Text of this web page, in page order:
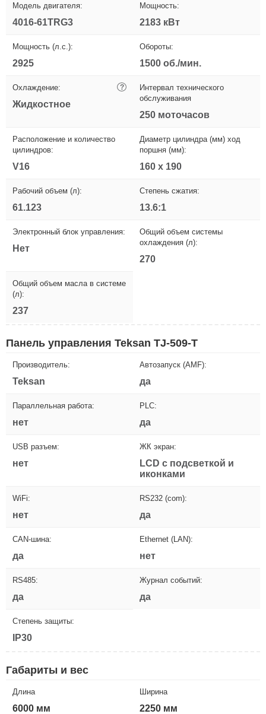
Модель двигателя:
4016-61TRG3
Мощность:
2183 кВт
Мощность (л.с.):
2925
Обороты:
1500 об./мин.
Охлаждение: ?
Жидкостное
Интервал технического
обслуживания
250 моточасов
Расположение и количество
цилиндров:
V16
Диаметр цилиндра (мм) ход
поршня (мм):
160 х 190
Рабочий объем (л):
61.123
Степень сжатия:
13.6:1
Электронный блок управления:
Нет
Общий объем системы
охлаждения (л):
270
Общий объем масла в системе
(л):
237
Панель управления Teksan TJ-509-T
Производитель:
Teksan
Автозапуск (AMF):
да
Параллельная работа:
нет
PLC:
да
USB разъем:
нет
ЖК экран:
LCD с подсветкой и
иконками
WiFi:
нет
RS232 (com):
да
CAN-шина:
да
Ethernet (LAN):
нет
RS485:
да
Журнал событий:
да
Степень защиты:
IP30
Габариты и вес
Длина
6000 мм
Ширина
2250 мм